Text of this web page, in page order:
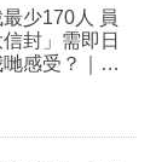
170人 員
封」需即日
感受？｜武